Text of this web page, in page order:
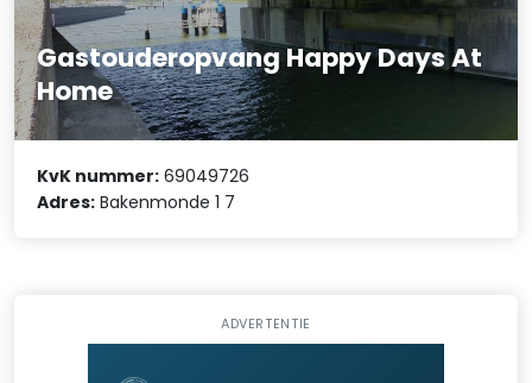
Gastouderopvang Happy Days At
Home
KvK nummer: 69049726
Adres: Bakenmonde 1 7
ADVERTENTIE